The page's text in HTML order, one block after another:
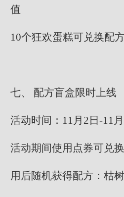
值
10个狂欢蛋糕可兑换配
七、 配方盲盒限时上线
活动时间：11月2日-11
活动期间使用点券可兑
用后随机获得配方：枯